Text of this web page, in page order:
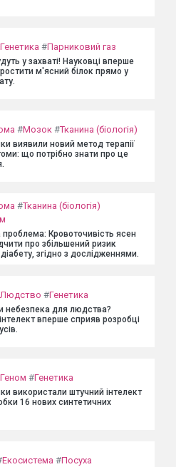
Генетика #Парниковий газ
у захваті! Науковці вперше
м'ясний білок прямо у
#Мозок #Тканина (біологія)
виявили новий метод терапії
що потрібно знати про це
#Тканина (біологія)
проблема: Кровоточивість ясен
про збільшений ризик
згідно з дослідженнями.
Людство #Генетика
небезпека для людства?
вперше сприяв розробці
Геном #Генетика
використали штучний інтелект
16 нових синтетичних
Екосистема #Посуха